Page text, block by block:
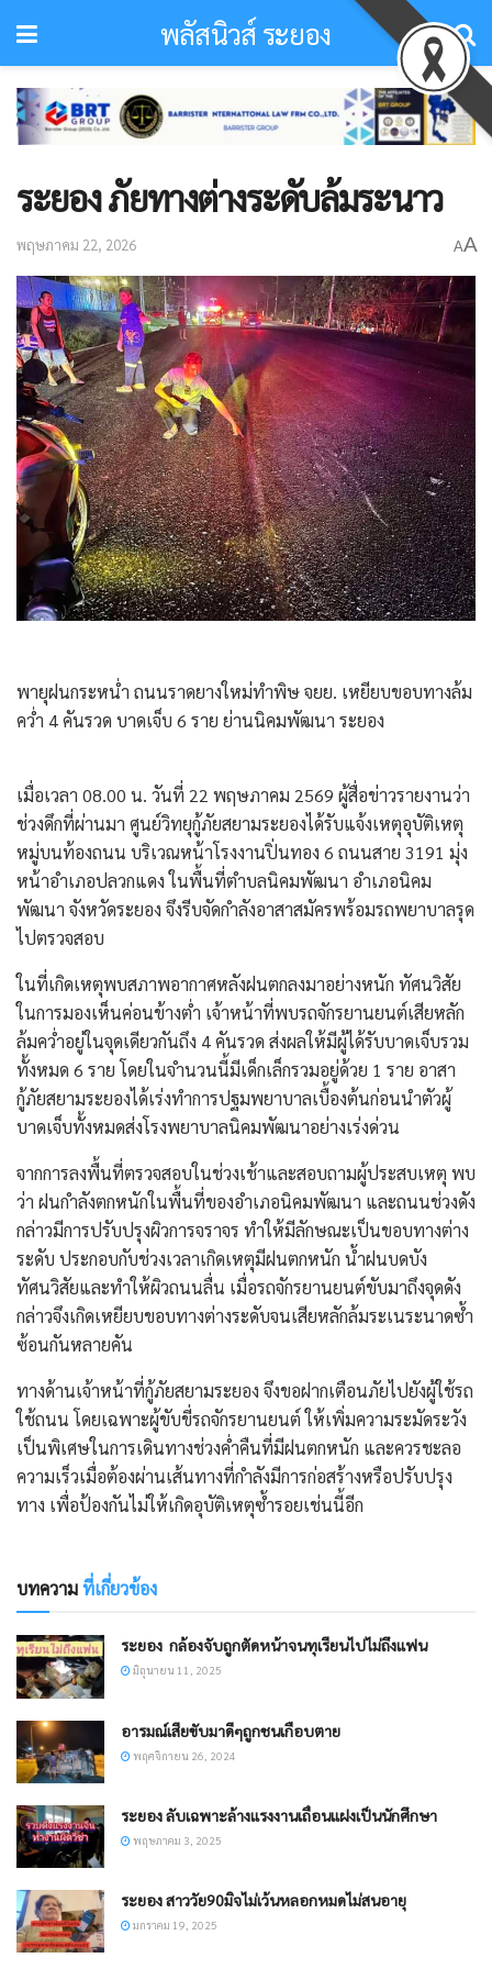
พลัสนิวส์ ระยอง
ระยอง ภัยทางต่างระดับล้มระนาว
พฤษภาคม 22, 2026 AA
พายุฝนกระหน่ำ ถนนราดยางใหม่ทำพิษ จยย. เหยียบขอบทางล้ม
คว่ำ 4 คันรวด บาดเจ็บ 6 ราย ย่านนิคมพัฒนา ระยอง
เมื่อเวลา 08.00 น. วันที่ 22 พฤษภาคม 2569 ผู้สื่อข่าวรายงานว่า
ช่วงดึกที่ผ่านมา ศูนย์วิทยุกู้ภัยสยามระยองได้รับแจ้งเหตุอุบัติเหตุ
หมู่บนท้องถนน บริเวณหน้าโรงงานปิ่นทอง 6 ถนนสาย 3191 มุ่ง
หน้าอำเภอปลวกแดง ในพื้นที่ตำบลนิคมพัฒนา อำเภอนิคม
พัฒนา จังหวัดระยอง จึงรีบจัดกำลังอาสาสมัครพร้อมรถพยาบาลรุด
ไปตรวจสอบ
​ในที่เกิดเหตุพบสภาพอากาศหลังฝนตกลงมาอย่างหนัก ทัศนวิสัย
ในการมองเห็นค่อนข้างต่ำ เจ้าหน้าที่พบรถจักรยานยนต์เสียหลัก
ล้มคว่ำอยู่ในจุดเดียวกันถึง 4 คันรวด ส่งผลให้มีผู้ได้รับบาดเจ็บรวม
ทั้งหมด 6 ราย โดยในจำนวนนี้มีเด็กเล็กรวมอยู่ด้วย 1 ราย อาสา
กู้ภัยสยามระยองได้เร่งทำการปฐมพยาบาลเบื้องต้นก่อนนำตัวผู้
บาดเจ็บทั้งหมดส่งโรงพยาบาลนิคมพัฒนาอย่างเร่งด่วน
​จากการลงพื้นที่ตรวจสอบในช่วงเช้าและสอบถามผู้ประสบเหตุ พบ
ว่า ฝนกำลังตกหนักในพื้นที่ของอำเภอนิคมพัฒนา และถนนช่วงดัง
กล่าวมีการปรับปรุงผิวการจราจร ทำให้มีลักษณะเป็นขอบทางต่าง
ระดับ ประกอบกับช่วงเวลาเกิดเหตุมีฝนตกหนัก น้ำฝนบดบัง
ทัศนวิสัยและทำให้ผิวถนนลื่น เมื่อรถจักรยานยนต์ขับมาถึงจุดดัง
กล่าวจึงเกิดเหยียบขอบทางต่างระดับจนเสียหลักล้มระเนระนาดซ้ำ
ซ้อนกันหลายคัน
​ทางด้านเจ้าหน้าที่กู้ภัยสยามระยอง จึงขอฝากเตือนภัยไปยังผู้ใช้รถ
ใช้ถนน โดยเฉพาะผู้ขับขี่รถจักรยานยนต์ ให้เพิ่มความระมัดระวัง
เป็นพิเศษในการเดินทางช่วงค่ำคืนที่มีฝนตกหนัก และควรชะลอ
ความเร็วเมื่อต้องผ่านเส้นทางที่กำลังมีการก่อสร้างหรือปรับปรุง
ทาง เพื่อป้องกันไม่ให้เกิดอุบัติเหตุซ้ำรอยเช่นนี้อีก
บทความที่เกี่ยวข้อง
ระยอง กล้องจับถูกตัดหน้าจนทุเรียนไปไม่ถึงแฟน
มิถุนายน 11, 2025
อารมณ์เสียขับมาดีๆถูกชนเกือบตาย
พฤศจิกายน 26, 2024
ระยอง ลับเฉพาะล้างแรงงานเถื่อนแฝงเป็นนักศึกษา
พฤษภาคม 3, 2025
ระยอง สาววัย90มิจไม่เว้นหลอกหมดไม่สนอายุ
มกราคม 19, 2025